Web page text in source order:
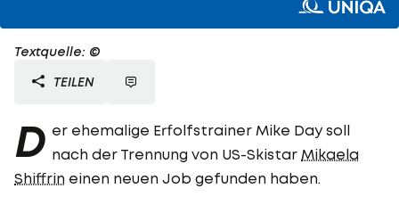
Textquelle: ©
TEILEN
D er ehemalige Erfolfstrainer Mike Day soll
nach der Trennung von US-Skistar Mikaela
Shiffrin einen neuen Job gefunden haben.